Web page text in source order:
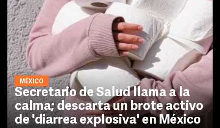
MÉXICO
Secretario de Salud llama a la
calma; descarta un brote activo
de 'diarrea explosiva' en México